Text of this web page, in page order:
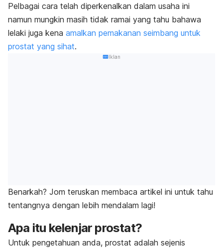
Pelbagai cara telah diperkenalkan dalam usaha ini
namun mungkin masih tidak ramai yang tahu bahawa
lelaki juga kena amalkan pemakanan seimbang untuk
prostat yang sihat.
Iklan
Benarkah? Jom teruskan membaca artikel ini untuk tahu
tentangnya dengan lebih mendalam lagi!
Apa itu kelenjar prostat?
Untuk pengetahuan anda, prostat adalah sejenis